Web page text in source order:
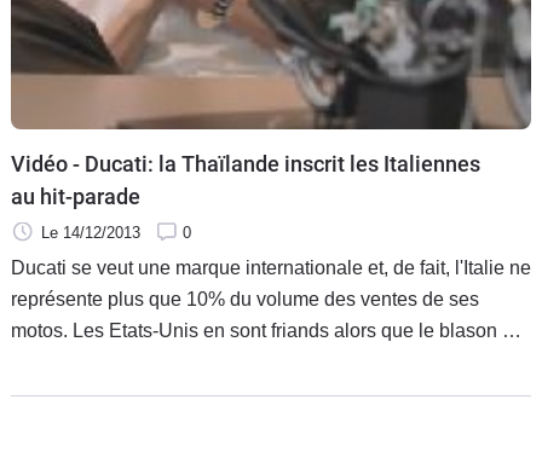
Vidéo - Ducati: la Thaïlande inscrit les Italiennes
au hit-parade
Le 14/12/2013 0
Ducati se veut une marque internationale et, de fait, l'Italie ne
représente plus que 10% du volume des ventes de ses
motos. Les Etats-Unis en sont friands alors que le blason de